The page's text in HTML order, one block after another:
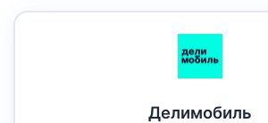
Делимобиль